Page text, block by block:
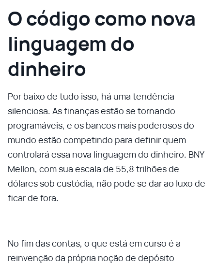
O código como nova
linguagem do
dinheiro
Por baixo de tudo isso, há uma tendência
silenciosa. As finanças estão se tornando
programáveis, e os bancos mais poderosos do
mundo estão competindo para definir quem
controlará essa nova linguagem do dinheiro. BNY
Mellon, com sua escala de 55,8 trilhões de
dólares sob custódia, não pode se dar ao luxo de
ficar de fora.
No fim das contas, o que está em curso é a
reinvenção da própria noção de depósito